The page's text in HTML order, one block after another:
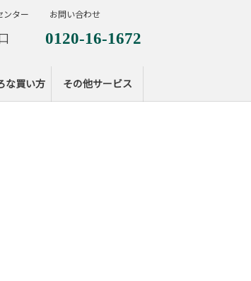
0120-16-1672
な買い方 その他サービス
ンター お問い合わせ